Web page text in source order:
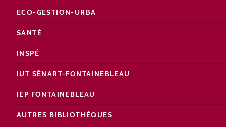
ECO-GESTION-URBA
SANTÉ
INSPÉ
IUT SÉNART-FONTAINEBLEAU
IEP FONTAINEBLEAU
AUTRES BIBLIOTHÈQUES